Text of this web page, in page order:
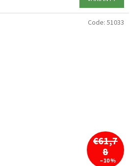
€61,7
8
–10 %
Code: 51033